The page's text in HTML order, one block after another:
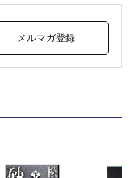
メルマガ登録